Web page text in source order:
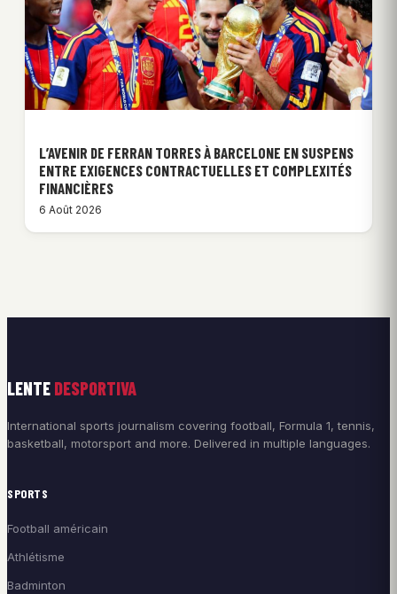
L’AVENIR DE FERRAN TORRES À BARCELONE EN SUSPENS
ENTRE EXIGENCES CONTRACTUELLES ET COMPLEXITÉS
FINANCIÈRES
6 Août 2026
LENTE DESPORTIVA
International sports journalism covering football, Formula 1, tennis,
basketball, motorsport and more. Delivered in multiple languages.
SPORTS
Football américain
Athlétisme
Badminton